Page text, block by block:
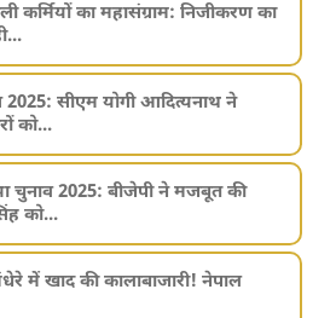
कर्मियों का महासंग्राम: निजीकरण का
2025: सीएम योगी आदित्यनाथ ने
को...
चुनाव 2025: बीजेपी ने मजबूत की
को...
में खाद की कालाबाजारी! नेपाल